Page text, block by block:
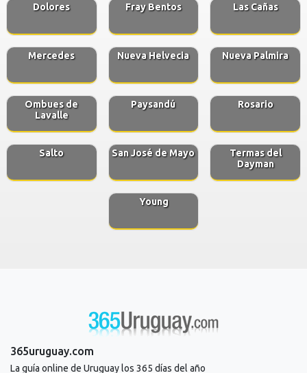
Dolores Fray Bentos Las Cañas
Mercedes Nueva Helvecia Nueva Palmira
Ombues de
Lavalle
Paysandú Rosario
Salto San José de Mayo
Termas del
Dayman
Young
365uruguay.com
La guía online de Uruguay los 365 días del año